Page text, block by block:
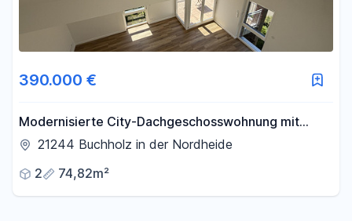
390.000 €
Modernisierte City-Dachgeschosswohnung mit
Südwestbalkon und großzügigem Zuschnitt
21244 Buchholz in der Nordheide
2
74,82m²